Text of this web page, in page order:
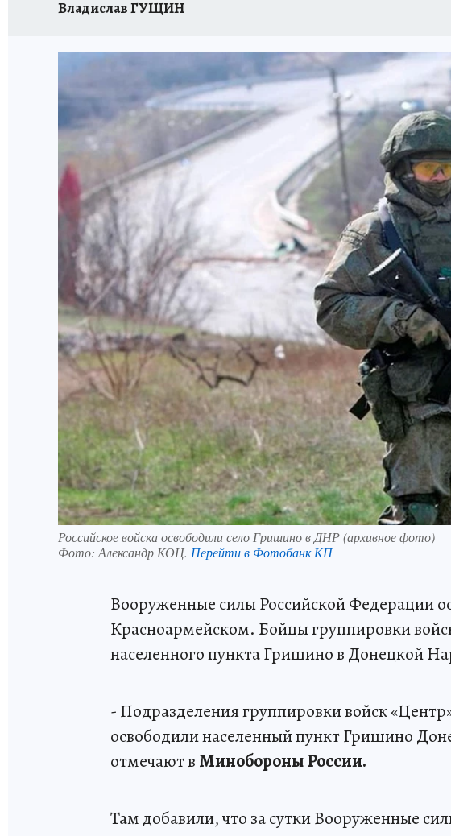
Владислав ГУЩИН
Российское войска освободили село Гришино в ДНР (архивное фото)
Фото: Александр КОЦ. Перейти в Фотобанк КП
Вооруженные силы Российской Федерации
Красноармейском. Бойцы группировки
населенного пункта Гришино в Донецкой
- Подразделения группировки войск
освободили населенный пункт Гришино
отмечают в Минобороны России.
Там добавили, что за сутки Вооруженные